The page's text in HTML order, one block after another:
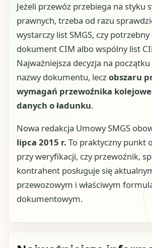
Jeżeli przewóz przebiega na styku
prawnych, trzeba od razu
wystarczy list SMGS, czy
dokument CIM albo wspólny list
Najważniejsza decyzja na
nazwy dokumentu, leczobszaru
wymagań przewoźnika
danych o ładunku.
Nowa redakcja Umowy SMGS
lipca 2015 r. To praktyczny punkt
przy weryfikacji, czy przewoźnik,
kontrahent posługuje się
przewozowym i właściwym
dokumentowym.